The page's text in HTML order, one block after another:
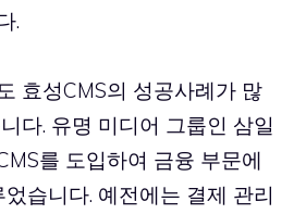
.
효성CMS의 성공사례가 많
다. 유명 미디어 그룹인 삼일
를 도입하여 금융 부문에
습니다. 예전에는 결제 관리